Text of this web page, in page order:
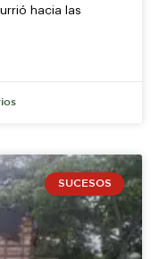
hacia las
SUCESOS